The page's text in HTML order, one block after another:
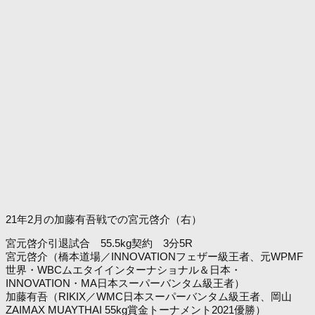
21年2月の加藤有吾戦での宮元啓介（右）
宮元啓介引退試合 55.5kg契約 3分5R
宮元啓介（橋本道場／INNOVATIONフェザー級王者、元WPMF
世界・WBCムエタイインターナショナル＆日本・
INNOVATION・MA日本スーパーバンタム級王者）
加藤有吾（RIKIX／WMC日本スーパーバンタム級王者、岡山
ZAIMAX MUAYTHAI 55kg賞金トーナメント2021優勝）